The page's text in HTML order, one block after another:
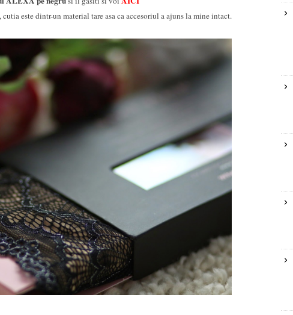
este dintr-un material tare asa ca accesoriul a ajuns la mine intact.